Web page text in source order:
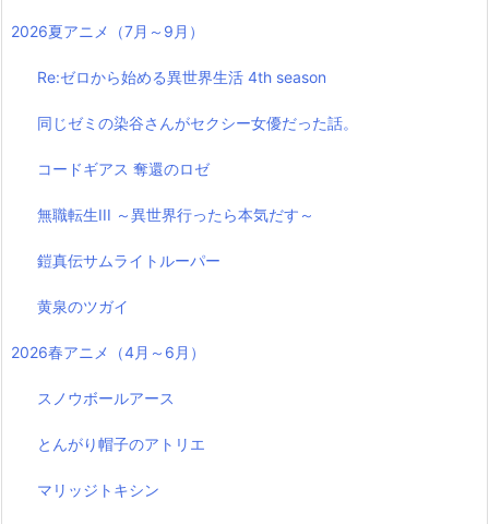
2026夏アニメ（7月～9月）
Re:ゼロから始める異世界生活 4th season
同じゼミの染谷さんがセクシー女優だった話。
コードギアス 奪還のロゼ
無職転生III ～異世界行ったら本気だす～
鎧真伝サムライトルーパー
黄泉のツガイ
2026春アニメ（4月～6月）
スノウボールアース
とんがり帽子のアトリエ
マリッジトキシン